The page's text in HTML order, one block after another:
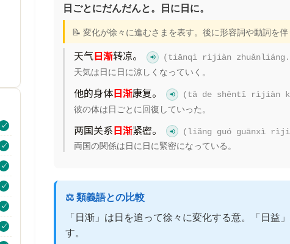
✓
✓
✓
✓
✓
✓
日ごとにだんだんと。日に日に。
📝 変化が徐々に進むさまを表す。後に形容詞や動詞を伴
天气日渐转凉。 (tiānqì rìjiàn
天気は日に日に涼しくなっていく。
他的身体日渐康复。 (tā de shēntǐ rìjiàn
彼の体は日ごとに回復していった。
两国关系日渐紧密。 (liǎng guó guānxì
両国の関係は日に日に緊密になっている。
⚖️ 類義語との比較
「日渐」は日を追って徐々に変化する意。「日
す。